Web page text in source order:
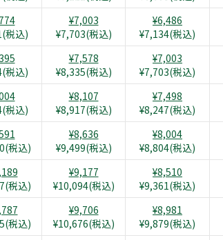
税込)
¥7,003
¥7,703(税込)
¥6,486
¥7,134(税込)
税込)
¥7,578
¥8,335(税込)
¥7,003
¥7,703(税込)
税込)
¥8,107
¥8,917(税込)
¥7,498
¥8,247(税込)
税込)
¥8,636
¥9,499(税込)
¥8,004
¥8,804(税込)
税込)
¥9,177
¥10,094(税込)
¥8,510
¥9,361(税込)
税込)
¥9,706
¥10,676(税込)
¥8,981
¥9,879(税込)